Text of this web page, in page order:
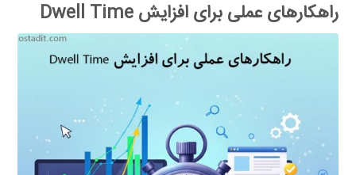
راهکارهای عملی برای افزایش Dwell Time